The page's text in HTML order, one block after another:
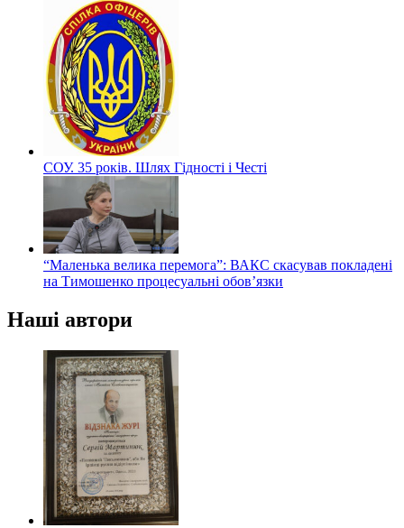
СОУ. 35 років. Шлях Гідності і Честі
“Маленька велика перемога”: ВАКС скасував покладені
на Тимошенко процесуальні обов’язки
Наші автори